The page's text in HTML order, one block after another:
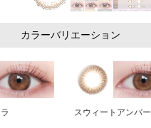
カラーバリエーション
スウィートアンバー